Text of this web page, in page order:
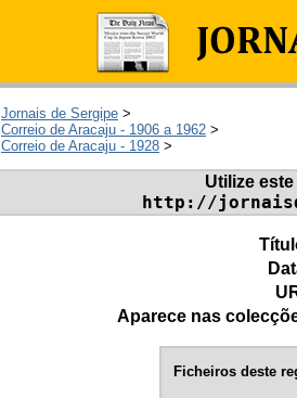
Jornais de Sergipe >
Correio de Aracaju - 1906 a 1962 >
Correio de Aracaju - 1928 >
Utilize
http://
Aparece nas
Ficheiros deste